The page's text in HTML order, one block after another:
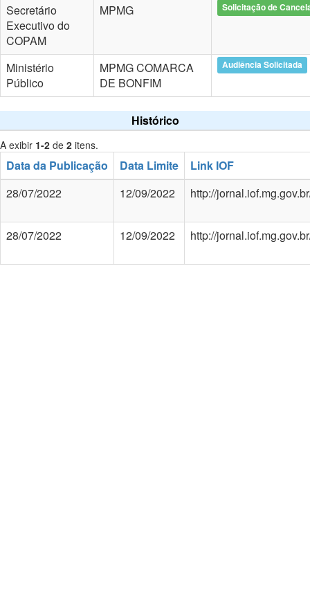
Secretário
Executivo do
COPAM
MPMG Solicitação de
Ministério
Público
MPMG COMARCA
DE BONFIM
Audiência Solicitada
Histórico
A exibir 1-2 de 2 itens.
Data da Publicação Data Limite
Link IOF
28/07/2022
12/09/2022 http://
28/07/2022 12/09/2022 http://